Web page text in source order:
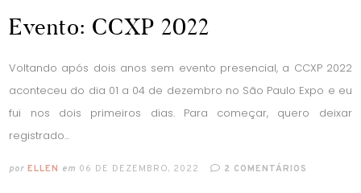
Evento: CCXP 2022
Voltando após dois anos sem evento presencial, a CCXP 2022
aconteceu do dia 01 a 04 de dezembro no São Paulo Expo e eu
fui nos dois primeiros dias. Para começar, quero deixar
registrado...
por ELLEN em 06 DE DEZEMBRO, 2022 2 COMENTÁRIOS